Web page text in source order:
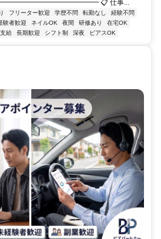
す♪ ━━━━━━━━━━━━━━ 📋 仕事...
フリーター歓迎 学歴不問 転勤なし
経験不問
験者歓迎 ネイルOK 夜間 研修あり
在宅OK
給 長期歓迎 シフト制 深夜 ピアスOK